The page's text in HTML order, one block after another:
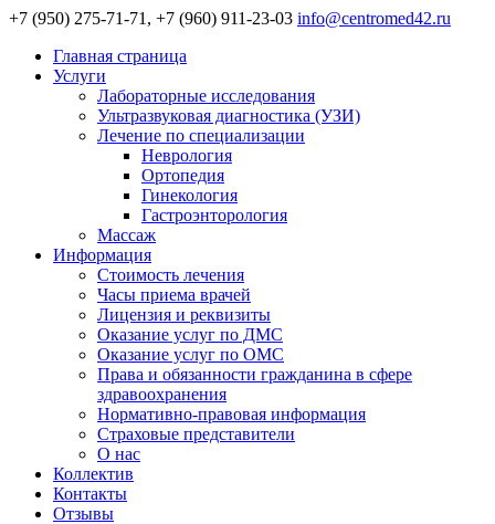
+7 (950) 275-71-71, +7 (960) 911-23-03 info@centromed42.ru
Главная страница
Услуги
Лабораторные исследования
Ультразвуковая диагностика (УЗИ)
Лечение по специализации
Неврология
Ортопедия
Гинекология
Гастроэнторология
Массаж
Информация
Стоимость лечения
Часы приема врачей
Лицензия и реквизиты
Оказание услуг по ДМС
Оказание услуг по ОМС
Права и обязанности гражданина в сфере
здравоохранения
Нормативно-правовая информация
Страховые представители
О нас
Коллектив
Контакты
Отзывы